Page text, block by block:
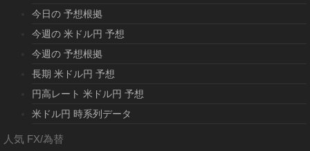
今日の 予想根拠
今週の 米ドル円 予想
今週の 予想根拠
長期 米ドル円 予想
円高レート 米ドル円 予想
米ドル円 時系列データ
人気 FX/為替